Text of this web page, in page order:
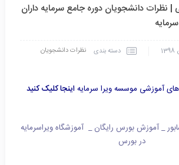
| نظرات دانشجویان دوره جامع سرمایه داران
دسته بندی نظرات دانشجویان
های آموزشی موسسه ویرا سرمایهاینجا کلیک کنید
_ آموزش بورس رایگان _ آموزشگاه ویراسرمایه
در بورس